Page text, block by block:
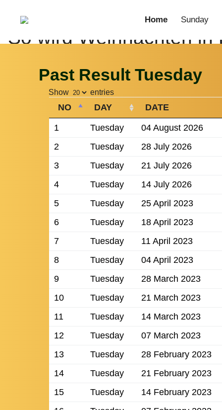
Past Result Tuesday
Show entries
NO DAY DATE
1 Tuesday
04 August 2026
2
Tuesday
28 July 2026
3
Tuesday
21 July 2026
4
Tuesday
14 July 2026
5
Tuesday
25 April 2023
6
Tuesday
18 April 2023
7
Tuesday
11 April 2023
8
Tuesday
04 April 2023
9
Tuesday
28 March 2023
10
Tuesday
21 March 2023
11
Tuesday
14 March 2023
12
Tuesday
07 March 2023
13
Tuesday
28 February 2023
14
Tuesday
21 February 2023
15
Tuesday
14 February 2023
Home Sunday